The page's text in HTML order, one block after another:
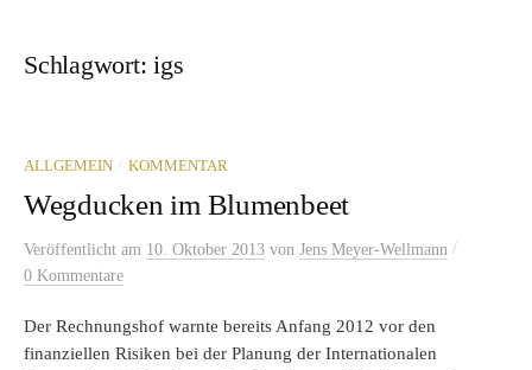
Schlagwort:igs
ALLGEMEIN / KOMMENTAR
Wegducken im Blumenbeet
Veröffentlicht am 10. Oktober 2013 von Jens Meyer-Wellmann /
0 Kommentare
Der Rechnungshof warnte bereits Anfang 2012 vor den
finanziellen Risiken bei der Planung der Internationalen